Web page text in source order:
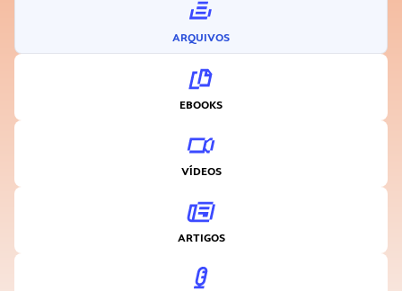
ARQUIVOS
EBOOKS
VÍDEOS
ARTIGOS